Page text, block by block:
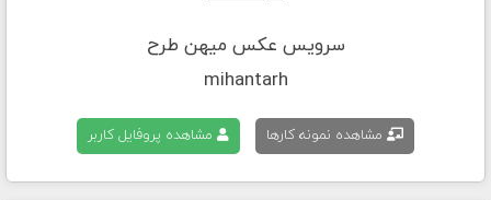
سرویس عکس میهن طرح
mihantarh
مشاهده نمونه کارها مشاهده پروفایل کاربر